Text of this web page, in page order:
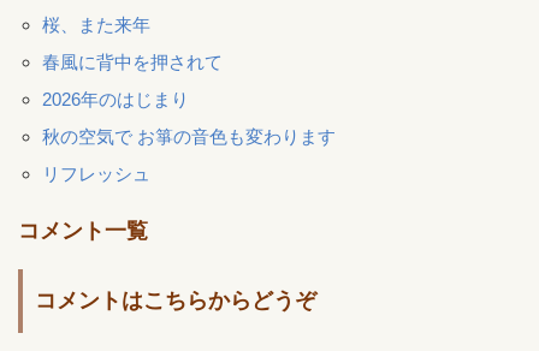
桜、また来年
春風に背中を押されて
2026年のはじまり
秋の空気で お箏の音色も変わります
リフレッシュ
コメント一覧
コメントはこちらからどうぞ